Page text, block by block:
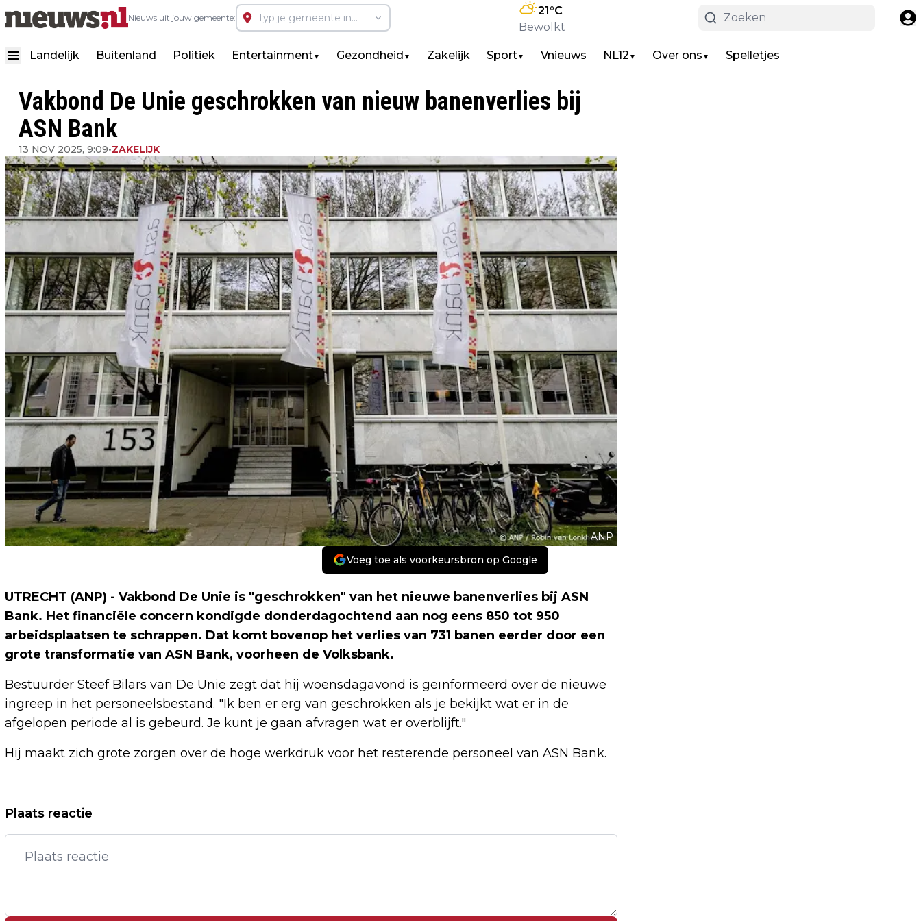
Nieuws uit jouw gemeente:
21°C
Bewolkt
Landelijk Buitenland Politiek Entertainment▼ Gezondheid ▼ Zakelijk Sport▼ Vnieuws NL12 ▼ Over ons ▼ Spelletjes
Vakbond De Unie geschrokken van nieuw banenverlies bij
ASN Bank
13 NOV 2025, 9:09•ZAKELIJK
ANP
Voeg toe als voorkeursbron op Google
UTRECHT (ANP) - Vakbond De Unie is "geschrokken" van het nieuwe banenverlies bij ASN
Bank. Het financiële concern kondigde donderdagochtend aan nog eens 850 tot 950
arbeidsplaatsen te schrappen. Dat komt bovenop het verlies van 731 banen eerder door een
grote transformatie van ASN Bank, voorheen de Volksbank.
Bestuurder Steef Bilars van De Unie zegt dat hij woensdagavond is geïnformeerd over de nieuwe
ingreep in het personeelsbestand. "Ik ben er erg van geschrokken als je bekijkt wat er in de
afgelopen periode al is gebeurd. Je kunt je gaan afvragen wat er overblijft."
Hij maakt zich grote zorgen over de hoge werkdruk voor het resterende personeel van ASN Bank.
Vorig artikel
CHADWICK BOSEMAN KRIJGT VIJF
JAAR NA DOOD STER OP WALK OF FAME
ZELENSKY: FINANCIËLE STEUN
Plaats reactie